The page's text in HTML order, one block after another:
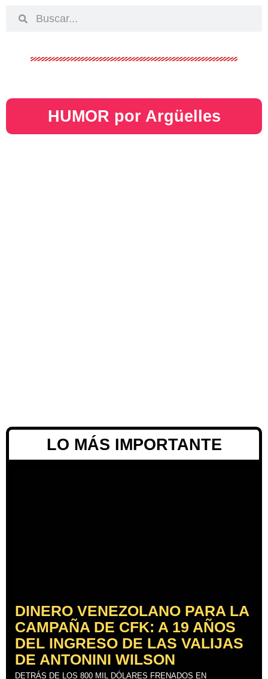
HUMOR por Argüelles​
LO MÁS IMPORTANTE
DINERO VENEZOLANO PARA LA
CAMPAÑA DE CFK: A 19 AÑOS
DEL INGRESO DE LAS VALIJAS
DE ANTONINI WILSON
DETRÁS DE LOS 800 MIL DÓLARES FRENADOS EN